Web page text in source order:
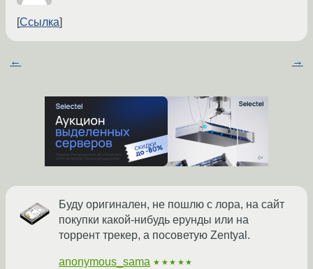
Ссылка
← →
Буду оригинален, не пошлю с лора, на сайт
покупки какой-нибудь ерунды или на
торрент трекер, а посоветую Zentyal.
anonymous_sama ★★★★★